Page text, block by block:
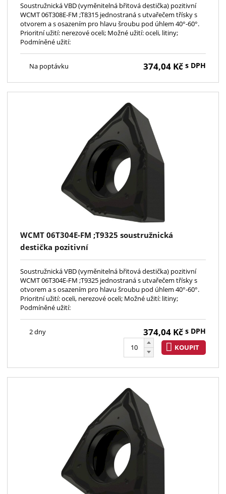
Soustružnická VBD (vyměnitelná břitová destička) pozitivní
WCMT 06T308E-FM ;T8315 jednostraná s utvařečem třísky s
otvorem a s osazením pro hlavu šroubu pod úhlem 40°-60°.
Prioritní užití: nerezové oceli; Možné užití: oceli, litiny;
Podmíněné užití:
Na poptávku 374,04 Kč s DPH
WCMT 06T304E-FM ;T9325 soustružnická
destička pozitivní
Soustružnická VBD (vyměnitelná břitová destička) pozitivní
WCMT 06T304E-FM ;T9325 jednostraná s utvařečem třísky s
otvorem a s osazením pro hlavu šroubu pod úhlem 40°-60°.
Prioritní užití: oceli, nerezové oceli; Možné užití: litiny;
Podmíněné užití:
2 dny 374,04 Kč s DPH
KOUPIT